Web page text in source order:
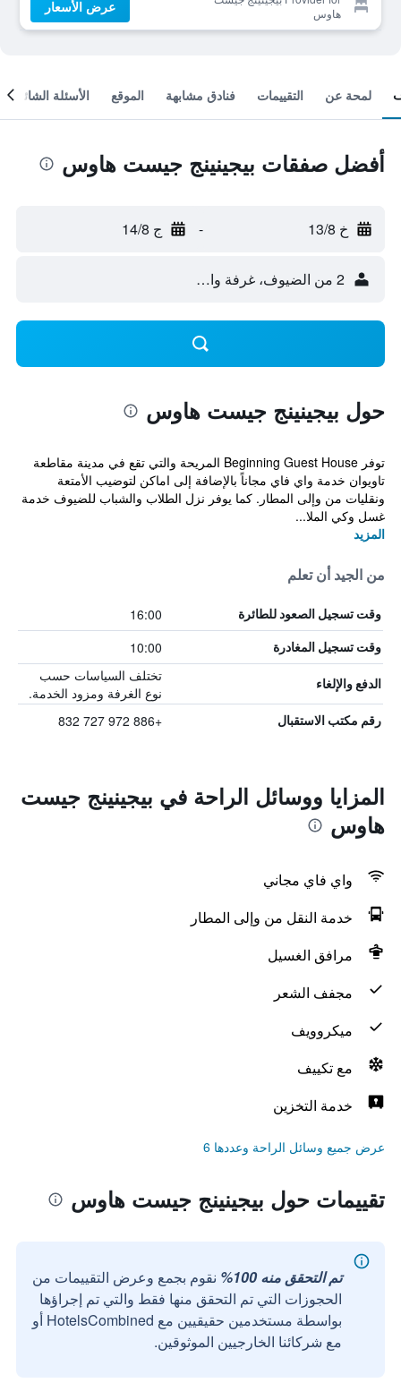
هاوس
عرض الأسعار
لمحة عن التقييمات فنادق مشابهة الموقع الأسئلة الشائعة
أفضل صفقات بيجينينج جيست هاوس
خ 13/8 - ج 14/8
2 من الضيوف، غرفة واحدة
حول بيجينينج جيست هاوس
توفر Beginning Guest House المريحة والتي تقع في مدينة مقاطعة
تاويوان خدمة واي فاي مجاناً بالإضافة إلى اماكن لتوضيب الأمتعة
ونقليات من وإلى المطار. كما يوفر نزل الطلاب والشباب للضيوف خدمة
غسل وكي الملا...
المزيد
من الجيد أن تعلم
وقت تسجيل الصعود للطائرة 16:00
وقت تسجيل المغادرة 10:00
الدفع والإلغاء
تختلف السياسات حسب
نوع الغرفة ومزود الخدمة.
رقم مكتب الاستقبال +886 972 727 832
المزايا ووسائل الراحة في بيجينينج جيست
هاوس
واي فاي مجاني
خدمة النقل من وإلى المطار
مرافق الغسيل
مجفف الشعر
ميكروويف
مع تكييف
خدمة التخزين
عرض جميع وسائل الراحة وعددها 6
تقييمات حول بيجينينج جيست هاوس
تم التحقق منه 100%
نقوم بجمع وعرض التقييمات من
الحجوزات التي تم التحقق منها فقط والتي تم إجراؤها
بواسطة مستخدمين حقيقيين مع HotelsCombined أو
مع شركائنا الخارجيين الموثوقين.